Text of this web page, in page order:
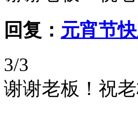
回复： 元宵节
3/3
谢谢老板！祝